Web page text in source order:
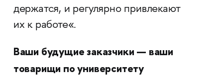
держатся, и регулярно привлекают
их к работе«.
Ваши будущие заказчики — ваши
товарищи по университету